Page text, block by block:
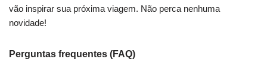
vão inspirar sua próxima viagem. Não perca nenhuma
novidade!
Perguntas frequentes (FAQ)